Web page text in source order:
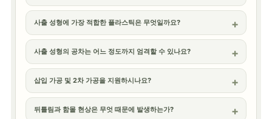
사출 성형에 가장 적합한 플라스틱은 무엇일까요?
사출 성형의 공차는 어느 정도까지 엄격할 수 있나요?
삽입 가공 및 2차 가공을 지원하시나요?
뒤틀림과 함몰 현상은 무엇 때문에 발생하는가?